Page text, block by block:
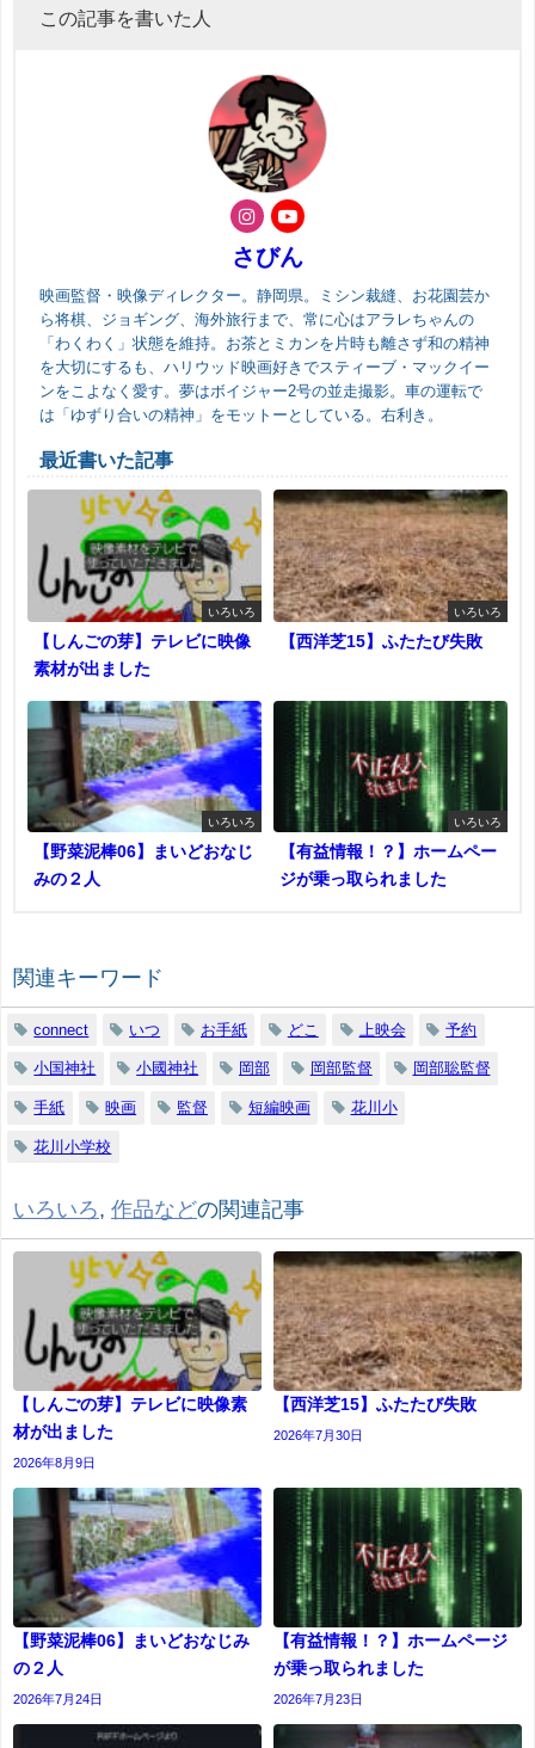
この記事を書いた人
さびん
映画監督・映像ディレクター。静岡県。ミシン裁縫、お花園芸か
ら将棋、ジョギング、海外旅行まで、常に心はアラレちゃんの
「わくわく」状態を維持。お茶とミカンを片時も離さず和の精神
を大切にするも、ハリウッド映画好きでスティーブ・マックイー
ンをこよなく愛す。夢はボイジャー2号の並走撮影。車の運転で
は「ゆずり合いの精神」をモットーとしている。右利き。
最近書いた記事
いろいろ
【しんごの芽】テレビに映像
素材が出ました
いろいろ
【西洋芝15】ふたたび失敗
いろいろ
【野菜泥棒06】まいどおなじ
みの２人
いろいろ
【有益情報！？】ホームペー
ジが乗っ取られました
関連キーワード
connect いつ お手紙 どこ 上映会 予約
小国神社 小國神社 岡部 岡部監督 岡部聡監督
手紙 映画 監督 短編映画 花川小
花川小学校
いろいろ, 作品などの関連記事
【しんごの芽】テレビに映像素
材が出ました
2026年8月9日
【西洋芝15】ふたたび失敗
2026年7月30日
【野菜泥棒06】まいどおなじみ
の２人
2026年7月24日
【有益情報！？】ホームページ
が乗っ取られました
2026年7月23日